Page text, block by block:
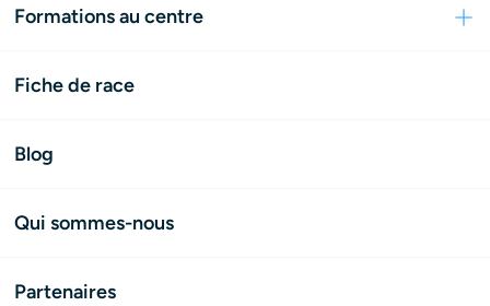
Formations au centre
Fiche de race
Blog
Qui sommes-nous
Partenaires